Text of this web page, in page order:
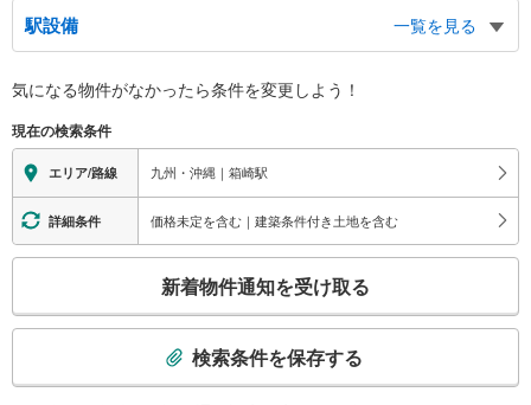
駅設備
一覧を見る
※段差なしでの移動経路
地上⇔改札⇔ホーム：○
エレベータ
・各ホーム⇔改札
エスカレータ
・各ホーム⇔改札
・改札内
気になる物件がなかったら条件を変更しよう！
現在の検索条件
エリア/路線 九州・沖縄｜箱崎駅
詳細条件 価格未定を含む｜建築条件付き土地を含む
検
新着物件通知を受け取る
検索条件を保存する